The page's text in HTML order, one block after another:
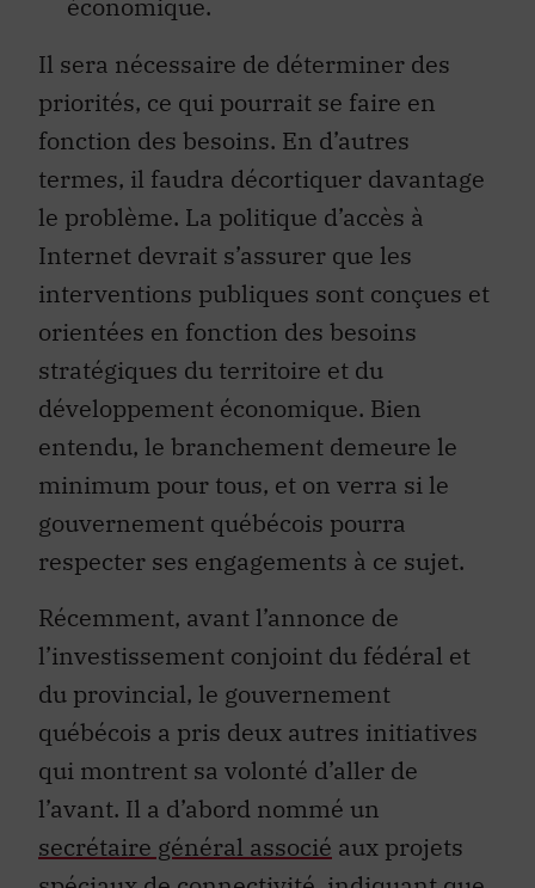
Il sera nécessaire de déterminer des
priorités, ce qui pourrait se faire en
fonction des besoins. En d’autres
termes, il faudra décortiquer davantage
le problème. La politique d’accès à
Internet devrait s’assurer que les
interventions publiques sont conçues et
orientées en fonction des besoins
stratégiques du territoire et du
développement économique. Bien
entendu, le branchement demeure le
minimum pour tous, et on verra si le
gouvernement québécois pourra
respecter ses engagements à ce sujet.
Récemment, avant l’annonce de
l’investissement conjoint du fédéral et
du provincial, le gouvernement
québécois a pris deux autres initiatives
qui montrent sa volonté d’aller de
l’avant. Il a d’abord nommé un
secrétaire général associé
spéciaux de connectivité, indiquant que